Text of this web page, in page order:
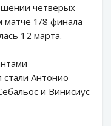
четверых
матче 1/8 финала
12 марта.
стали Антонио
и Винисиус